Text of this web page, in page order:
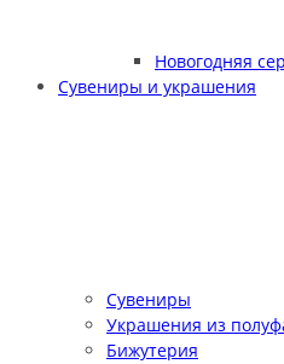
Новогодняя
Сувениры и украшения
Сувениры
Украшения из
Бижутерия